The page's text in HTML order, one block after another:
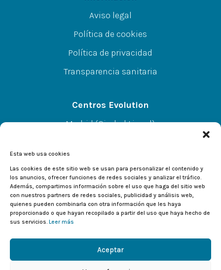
Esta web usa cookies
Las cookies de este sitio web se usan para personalizar el contenido y
los anuncios, ofrecer funciones de redes sociales y analizar el tráfico.
Además, compartimos información sobre el uso que haga del sitio web
con nuestros partners de redes sociales, publicidad y análisis web,
quienes pueden combinarla con otra información que les haya
proporcionado o que hayan recopilado a partir del uso que haya hecho de
sus servicios. Leer más
Aceptar
Aviso legal
Política de cookies
Política de privacidad
Transparencia sanitaria
Centros Evolution
Madrid (Ciudad Lineal)
Alcalá de Henares
CC El Val L-233, C/Valladolid 2, 28804